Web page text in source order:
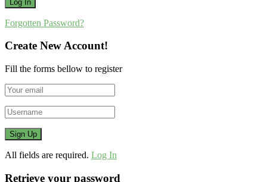
Forgotten Password?
Create New Account!
Fill the forms bellow to register
All fields are required. Log In
Retrieve your password